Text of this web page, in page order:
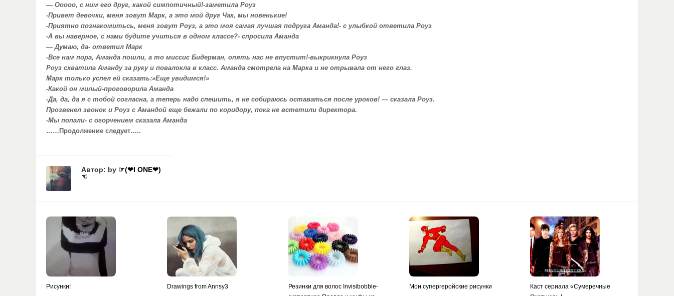
— Ооооо, с ним его друг, какой симпотичный!-заметила Роуз
-Привет девочки, меня зовут Марк, а это мой друг Чак, мы новенькие!
-Приятно познакомитьсь, меня зовут Роуз, а это моя самая лучшая подруга Аманда!- с улыбкой ответила Роуз
-А вы наверное, с нами будите учиться в одном классе?- спросила Аманда
— Думаю, да- ответил Марк
-Все нам пора, Аманда пошли, а то миссис Бидерман, опять нас не впустит!-выкрикнула Роуз
Роуз схватила Аманду за руку и повалокла в класс. Аманда смотрела на Марка и не отрывала от него глаз.
Марк только успел ей сказать:»Еще увидимся!»
-Какой он милый-проговорила Аманда
-Да, да, да я с тобой согласна, а теперь надо спешить, я не собираюсь оставаться после уроков! — сказала Роуз.
Прозвенел звонок и Роуз с Амандой еще бежали по коридору, пока не встетили директора.
-Мы попали- с огорчением сказала Аманда
……Продолжение следует…..
Автор: by ☞(❤I ONE❤)
☜
Рисунки! Drawings from Annsy3
Резинки для волос Invisibobble-
Мои супергеройские рисунки
Каст сериала «Сумеречные